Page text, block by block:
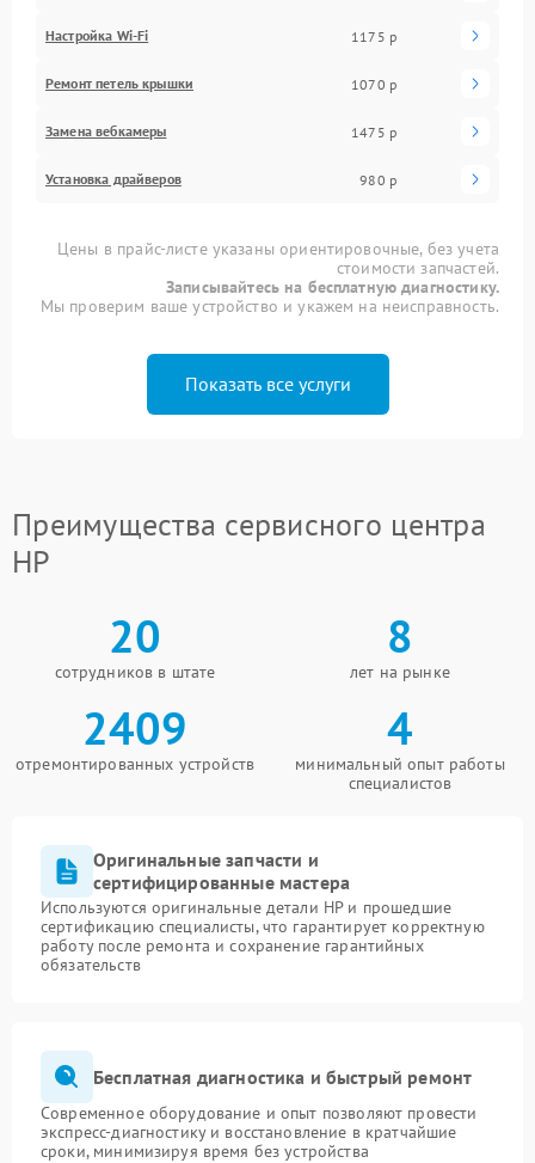
Настройка Wi-Fi 1175 р
Ремонт петель крышки 1070 р
Замена вебкамеры 1475 р
Установка драйверов 980 р
Цены в прайс-листе указаны ориентировочные, без учета
стоимости запчастей.
Записывайтесь на бесплатную диагностику.
Мы проверим ваше устройство и укажем на неисправность.
Показать все услуги
Преимущества сервисного центра
HP
20
сотрудников в штате
8
лет на рынке
2409
отремонтированных устройств
4
минимальный опыт работы
специалистов
Оригинальные запчасти и
сертифицированные мастера
Используются оригинальные детали HP и прошедшие
сертификацию специалисты, что гарантирует корректную
работу после ремонта и сохранение гарантийных
обязательств
Бесплатная диагностика и быстрый ремонт
Современное оборудование и опыт позволяют провести
экспресс-диагностику и восстановление в кратчайшие
сроки, минимизируя время без устройства